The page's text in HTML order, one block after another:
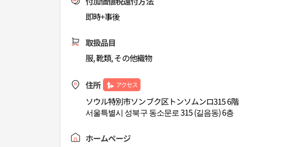
即時+事後
取扱品目
服, 靴類, その他織物
住所 アクセス
ソウル特別市ソンブク区トンソムンロ315 6階
서울특별시 성북구 동소문로 315 (길음동) 6층
ホームページ